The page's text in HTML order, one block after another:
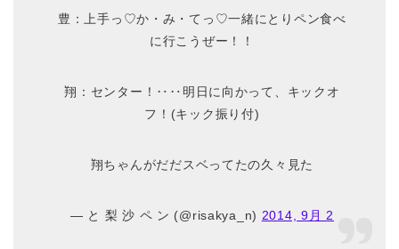
豊：上手っ♡か・み・てっ♡一緒にとりペン食べ
に行こうぜー！！
翔：センター！‥‥明日に向かって、キックオ
フ！(キック振り付)
翔ちゃんがだだスベってたの久々見た
— と 梨 沙 ペ ン (@risakya_n) 2014, 9月 2